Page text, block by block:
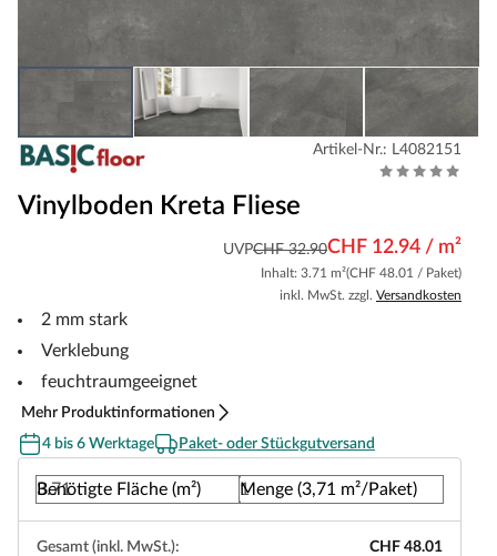
Artikel-Nr.: L4082151
Vinylboden Kreta Fliese
UVPCHF 32.90CHF 12.94 / m²
Inhalt: 3.71 m²(CHF 48.01 / Paket)
inkl. MwSt. zzgl. Versandkosten
2 mm stark
Verklebung
feuchtraumgeeignet
Mehr Produktinformationen
4 bis 6 Werktage
Paket- oder Stückgutversand
Benötigte Fläche (m²) Menge (3,71 m²/Paket)
Gesamt (inkl. MwSt.): CHF 48.01